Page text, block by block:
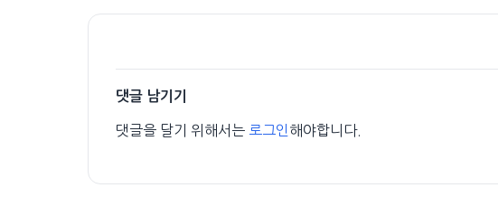
댓글 남기기
댓글을 달기 위해서는 로그인 해야합니다.